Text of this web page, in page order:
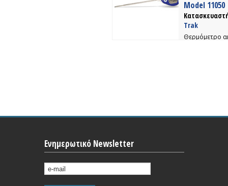
Model 11050
Trak
Θερμόμετρο
Ενημερωτικό Newsletter